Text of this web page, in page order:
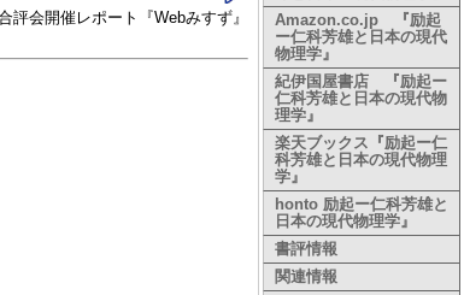
会開催レポート『Webみすず』
Amazon.co.jp 『励起
ー仁科芳雄と日本の現代
物理学』
紀伊国屋書店 『励起ー
仁科芳雄と日本の現代物
理学』
楽天ブックス『励起ー仁
科芳雄と日本の現代物理
学』
honto 励起ー仁科芳雄と
日本の現代物理学』
書評情報
関連情報